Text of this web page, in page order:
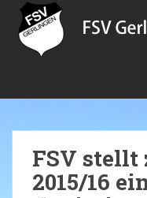
o
FSV stellt
2015/16